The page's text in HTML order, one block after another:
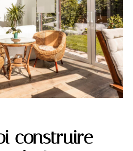
construire